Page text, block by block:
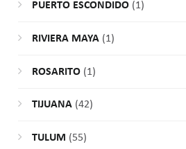
PUERTO ESCONDIDO(1)
RIVIERA MAYA(1)
ROSARITO(1)
TIJUANA(42)
TULUM (55)